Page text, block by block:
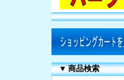
▼商品検索